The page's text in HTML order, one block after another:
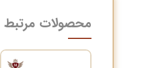
محصولات مرتبط